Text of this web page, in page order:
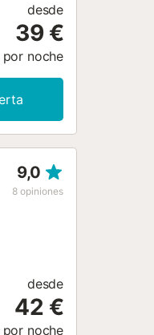
desde
39 €
por noche
9,0
8 opiniones
desde
42 €
por noche